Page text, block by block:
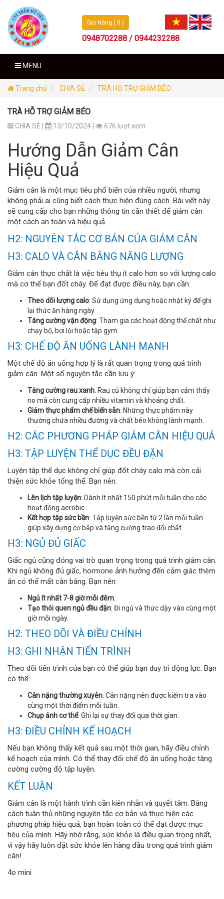
Giỏ Hàng ( 0 )
0948702288 / 0944232288
MENU
Trang chủ CHIA SẺ TRÀ HỖ TRỢ GIẢM BÉO
TRÀ HỖ TRỢ GIẢM BÉO
CHIA SẺ | 13/10/2024 | 676 lượt xem
Hướng Dẫn Giảm Cân
Hiệu Quả
Giảm cân là một mục tiêu phổ biến của nhiều người, nhưng
không phải ai cũng biết cách thực hiện đúng cách. Bài viết này
sẽ cung cấp cho bạn những thông tin cần thiết để giảm cân
một cách an toàn và hiệu quả.
H2: NGUYÊN TẮC CƠ BẢN CỦA GIẢM CÂN
H3: CALO VÀ CÂN BẰNG NĂNG LƯỢNG
Giảm cân thực chất là việc tiêu thụ ít calo hơn so với lượng calo
mà cơ thể bạn đốt cháy. Để đạt được điều này, bạn cần:
Theo dõi lượng calo: Sử dụng ứng dụng hoặc nhật ký để ghi
lại thức ăn hàng ngày.
Tăng cường vận động: Tham gia các hoạt động thể chất như
chạy bộ, bơi lội hoặc tập gym.
H3: CHẾ ĐỘ ĂN UỐNG LÀNH MẠNH
Một chế độ ăn uống hợp lý là rất quan trọng trong quá trình
giảm cân. Một số nguyên tắc cần lưu ý:
Tăng cường rau xanh: Rau củ không chỉ giúp bạn cảm thấy
no mà còn cung cấp nhiều vitamin và khoáng chất.
Giảm thực phẩm chế biến sẵn: Những thực phẩm này
thường chứa nhiều đường và chất béo không lành mạnh.
H2: CÁC PHƯƠNG PHÁP GIẢM CÂN HIỆU QUẢ
H3: TẬP LUYỆN THỂ DỤC ĐỀU ĐẶN
Luyện tập thể dục không chỉ giúp đốt cháy calo mà còn cải
thiện sức khỏe tổng thể. Bạn nên:
Lên lịch tập luyện: Dành ít nhất 150 phút mỗi tuần cho các
hoạt động aerobic.
Kết hợp tập sức bền: Tập luyện sức bền từ 2 lần mỗi tuần
giúp xây dựng cơ bắp và tăng cường trao đổi chất.
H3: NGỦ ĐỦ GIẤC
Giấc ngủ cũng đóng vai trò quan trọng trong quá trình giảm cân.
Khi ngủ không đủ giấc, hormone ảnh hưởng đến cảm giác thèm
ăn có thể mất cân bằng. Bạn nên:
Ngủ ít nhất 7-8 giờ mỗi đêm
Tạo thói quen ngủ đều đặn: Đi ngủ và thức dậy vào cùng một
giờ mỗi ngày.
H2: THEO DÕI VÀ ĐIỀU CHỈNH
H3: GHI NHẬN TIẾN TRÌNH
Theo dõi tiến trình của bạn có thể giúp bạn duy trì động lực. Bạn
có thể:
Cân nặng thường xuyên: Cân nặng nên được kiểm tra vào
cùng một thời điểm mỗi tuần.
Chụp ảnh cơ thể: Ghi lại sự thay đổi qua thời gian.
H3: ĐIỀU CHỈNH KẾ HOẠCH
Nếu bạn không thấy kết quả sau một thời gian, hãy điều chỉnh
kế hoạch của mình. Có thể thay đổi chế độ ăn uống hoặc tăng
cường cường độ tập luyện.
KẾT LUẬN
Giảm cân là một hành trình cần kiên nhẫn và quyết tâm. Bằng
cách tuân thủ những nguyên tắc cơ bản và thực hiện các
phương pháp hiệu quả, bạn hoàn toàn có thể đạt được mục
tiêu của mình. Hãy nhớ rằng, sức khỏe là điều quan trọng nhất,
vì vậy hãy luôn đặt sức khỏe lên hàng đầu trong quá trình giảm
cân!
4o mini